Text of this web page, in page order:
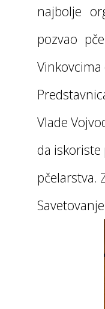
najbolje
pozvao
Vlade
da
pčelarstva.